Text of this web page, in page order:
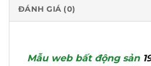
ĐÁNH GIÁ (0)
Mẫu web bất động sản